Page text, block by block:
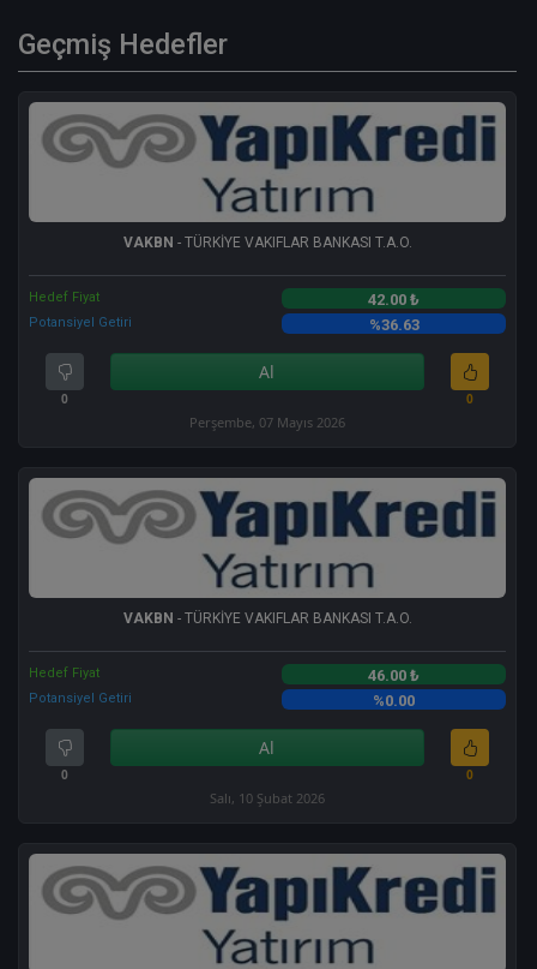
Geçmiş Hedefler
VAKBN - TÜRKİYE VAKIFLAR BANKASI T.A.O.
Hedef Fiyat 42.00 ₺
Potansiyel Getiri %36.63
0
Al
0
Perşembe, 07 Mayıs 2026
VAKBN - TÜRKİYE VAKIFLAR BANKASI T.A.O.
Hedef Fiyat 46.00 ₺
Potansiyel Getiri %0.00
0
Al
0
Salı, 10 Şubat 2026